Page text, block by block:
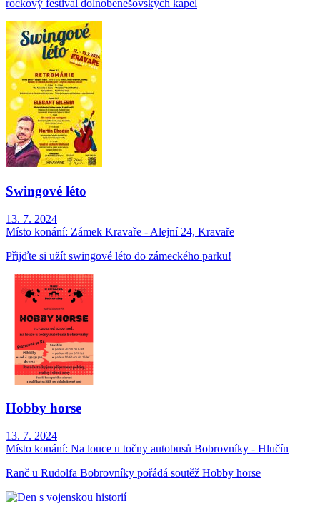
rockový festival dolnobenešovských kapel
Swingové léto
13. 7. 2024
Místo konání: Zámek Kravaře - Alejní 24, Kravaře
Přijďte si užít swingové léto do zámeckého parku!
Hobby horse
13. 7. 2024
Místo konání: Na louce u točny autobusů Bobrovníky - Hlučín
Ranč u Rudolfa Bobrovníky pořádá soutěž Hobby horse